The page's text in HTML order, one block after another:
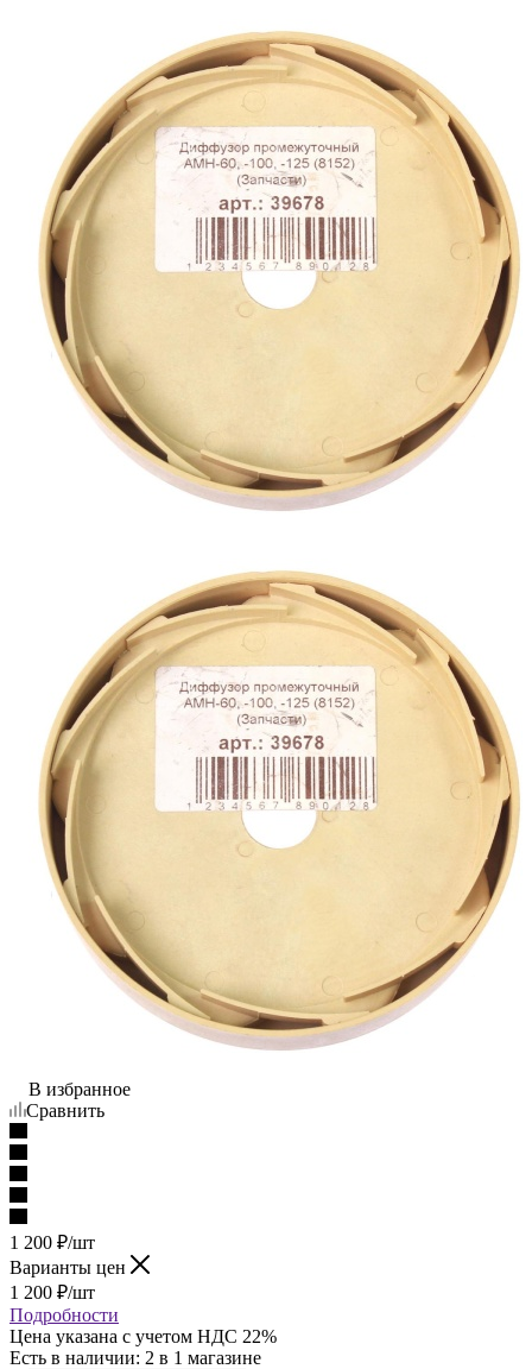
В избранное
Сравнить
1 200 ₽/шт
Варианты цен
1 200 ₽/шт
Подробности
Цена указана с учетом НДС 22%
Есть в наличии: 2 в 1 магазине